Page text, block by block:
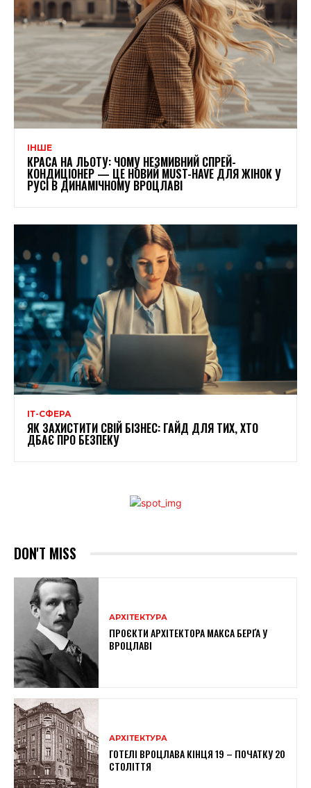
ІНШЕ
КРАСА НА ЛЬОТУ: ЧОМУ НЕЗМИВНИЙ СПРЕЙ-
КОНДИЦІОНЕР — ЦЕ НОВИЙ MUST-HAVE ДЛЯ ЖІНОК У
РУСІ В ДИНАМІЧНОМУ ВРОЦЛАВІ
ІТ-СФЕРА
ЯК ЗАХИСТИТИ СВІЙ БІЗНЕС: ГАЙД ДЛЯ ТИХ, ХТО
ДБАЄ ПРО БЕЗПЕКУ
DON'T MISS
АРХІТЕКТУРА
ПРОЄКТИ АРХІТЕКТОРА МАКСА БЕРҐА У
ВРОЦЛАВІ
АРХІТЕКТУРА
ГОТЕЛІ ВРОЦЛАВА КІНЦЯ 19 – ПОЧАТКУ 20
СТОЛІТТЯ